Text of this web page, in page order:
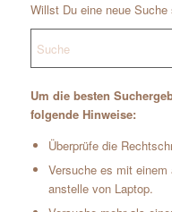
Willst Du eine neue Suche
Um die besten
folgende Hinweise:
Überprüfe die
Versuche es mit
anstelle von Laptop.